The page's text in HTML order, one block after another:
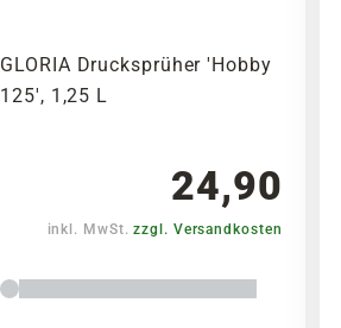
GLORIA Drucksprüher 'Hobby
125', 1,25 L
24,90
inkl. MwSt.zzgl. Versandkosten